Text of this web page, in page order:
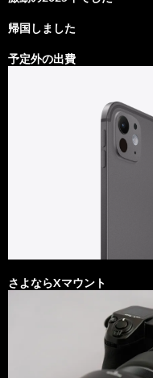
帰国しました
予定外の出費
さよならXマウント